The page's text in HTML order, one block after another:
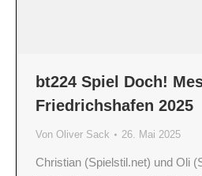
bt224 Spiel Doch!
Friedrichshafen 2025
Von Oliver Sack 26. Mai 2025
Christian (Spielstil.net) und Oli